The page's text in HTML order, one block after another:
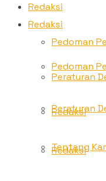
Redaksi
Pedoman
Peraturan
Redaksi
Redaksi
Pedoman
Peraturan
Redaksi
Tentang